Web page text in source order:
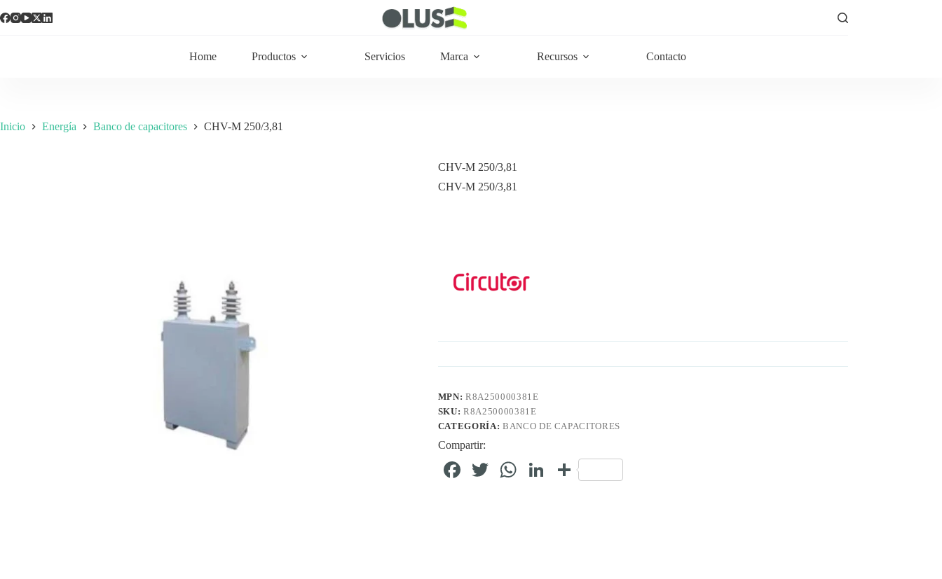
Home Productos Servicios Marca Recursos Contacto
Inicio Energía Banco de capacitores CHV-M 250/3,81
CHV-M 250/3,81
CHV-M 250/3,81
MPN:R8A250000381E
SKU:R8A250000381E
CATEGORÍA: BANCO DE CAPACITORES
Compartir:
Fa T
W
Li C